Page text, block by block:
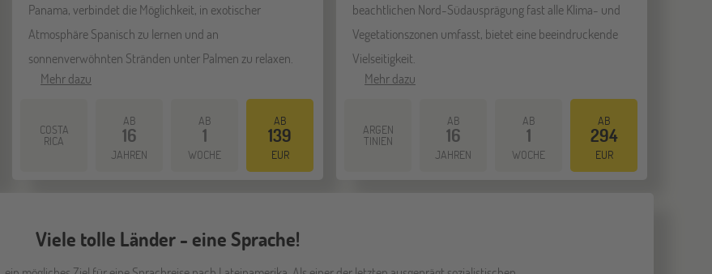
Panama, verbindet die Möglichkeit, in exotischer
Atmosphäre Spanisch zu lernen und an
sonnenverwöhnten Stränden unter Palmen zu relaxen.
Mehr dazu
COSTA
RICA
AB
16
JAHREN
AB
1
WOCHE
AB
139
EUR
beachtlichen Nord-Südausprägung fast alle Klima- und
Vegetationszonen umfasst, bietet eine beeindruckende
Vielseitigkeit.
Mehr dazu
ARGEN
TINIEN
AB
16
JAHREN
AB
1
WOCHE
AB
294
EUR
Viele tolle Länder - eine Sprache!